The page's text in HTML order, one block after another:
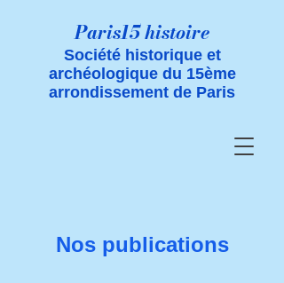
Paris15 histoire
Société historique et
archéologique du 15ème
arrondissement de Paris
Nos publications